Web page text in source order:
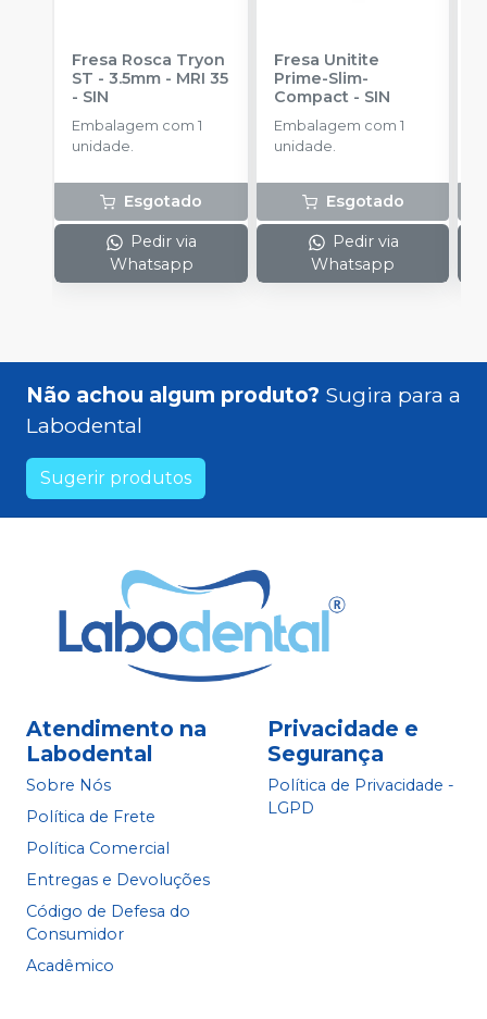
Fresa Rosca Tryon
ST - 3.5mm - MRI 35
- SIN
Embalagem com 1
unidade.
Esgotado
Pedir via
Whatsapp
Fresa Unitite
Prime-Slim-
Compact- SIN
Embalagem com 1
unidade.
Esgotado
Pedir via
Whatsapp
Não achou algum produto? Sugira para a
Labodental
Sugerir produtos
Atendimento na
Labodental
Sobre Nós
Política de Frete
Política Comercial
Entregas e Devoluções
Código de Defesa do
Consumidor
Acadêmico
Privacidade e
Segurança
Política de Privacidade -
LGPD